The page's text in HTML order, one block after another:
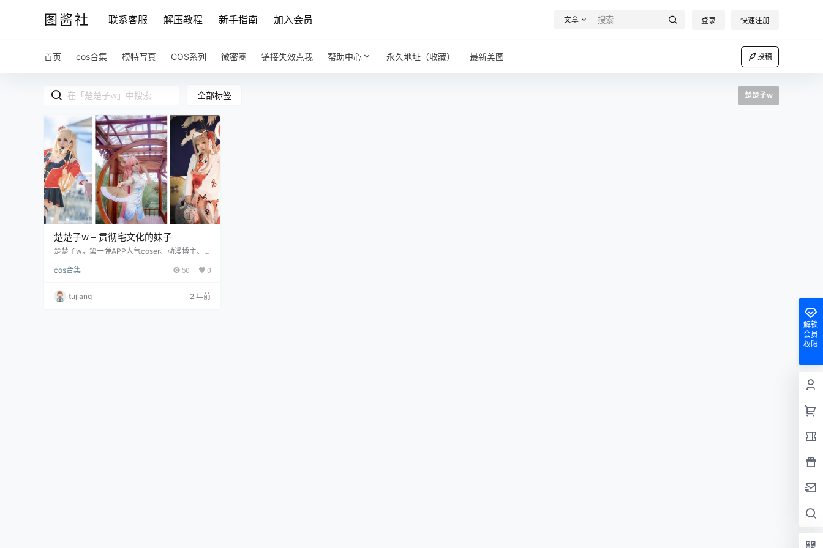
图酱社 联系客服 解压教程 新手指南 加入会员 文章 登录 快速注册
首页 cos合集 模特写真 COS系列 微密圈 链接失效点我 帮助中心 永久地址（收藏） 最新美图 投稿
全部标签 楚楚子w
楚楚子w – 贯彻宅文化的妹子
楚楚子w，第一弹APP人气coser、动漫博主、
子，来自上海，上海的妹子颜值相当可以，肉质
huziww 小破站：1360010 资源目录 NO.01 -C
OS-FATE GRAND ORDER尼禄场照C95 NO.02
cos合集 50 0
tujiang 2 年前
解锁
会员
权限